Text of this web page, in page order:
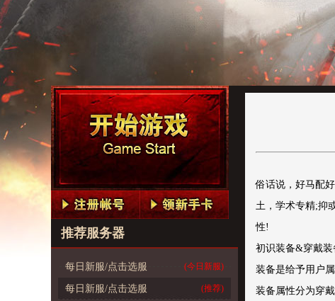
推荐服务器
每日新服/点击选服 (今日新服)
每日新服/点击选服 (推荐)
俗话说，好马配
土，学术专精;抑
性!
初识装备&穿戴装
装备是给予用户
装备属性分为穿